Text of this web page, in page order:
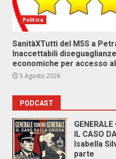
Politica
SanitàXTutti del M5S a
Inaccettabili
economiche per accesso
5 Agosto 2026
PODCAST
IL CASO
Isabella
parte